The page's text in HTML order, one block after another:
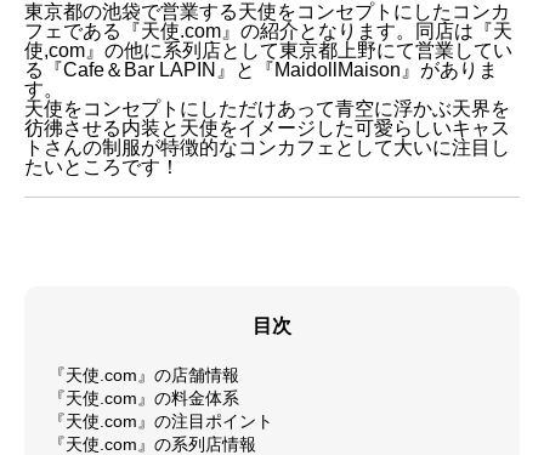
東京都の池袋で営業する天使をコンセプトにしたコンカ
フェである『天使.com』の紹介となります。同店は『天
使,com』の他に系列店として東京都上野にて営業してい
る『Cafe＆Bar LAPIN』と『MaidollMaison』がありま
す。
天使をコンセプトにしただけあって青空に浮かぶ天界を
彷彿させる内装と天使をイメージした可愛らしいキャス
トさんの制服が特徴的なコンカフェとして大いに注目し
たいところです！
目次
『天使.com』の店舗情報
『天使.com』の料金体系
『天使.com』の注目ポイント
『天使.com』の系列店情報